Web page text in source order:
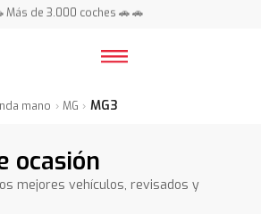
en toda España ⭐
en toda España ⭐
mano MG MG3
ocasión
mejores vehículos, revisados y